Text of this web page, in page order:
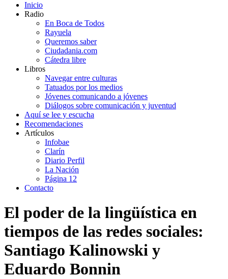
Inicio
Radio
En Boca de Todos
Rayuela
Queremos saber
Ciudadania.com
Cátedra libre
Libros
Navegar entre culturas
Tatuados por los medios
Jóvenes comunicando a jóvenes
Diálogos sobre comunicación y juventud
Aquí se lee y escucha
Recomendaciones
Artículos
Infobae
Clarín
Diario Perfil
La Nación
Página 12
Contacto
El poder de la lingüística en
tiempos de las redes sociales:
Santiago Kalinowski y
Eduardo Bonnin